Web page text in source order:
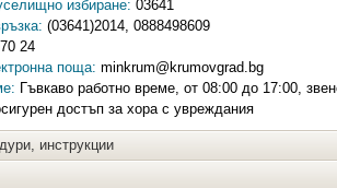
избиране: 03641
(03641)2014, 0888498609
24
поща: minkrum@krumovgrad.bg
Гъвкаво работно време, от 08:00 до 17:00,
достъп за хора с увреждания
инструкции